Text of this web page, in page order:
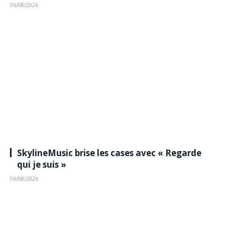
06/08/2026
SkylineMusic brise les cases avec « Regarde
qui je suis »
06/08/2026